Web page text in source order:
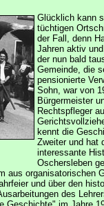
Glücklich kann
tüchtigen
der Fall, denn
Jahren aktiv
der nun bald
Gemeinde, die
pensionierte
Sohn, war von
Bürgermeister
Rechtspfleger
kennt die
Zweiter und hat
interessante
Oschersleben
aus organisatorischen
und über den
des